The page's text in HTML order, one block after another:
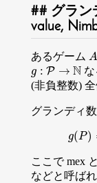
グラン
value,
あるゲーム A
A
g : P → N
g: P → N
(非負整数)
グランディ
g(P)
ここで mex
などと呼ば